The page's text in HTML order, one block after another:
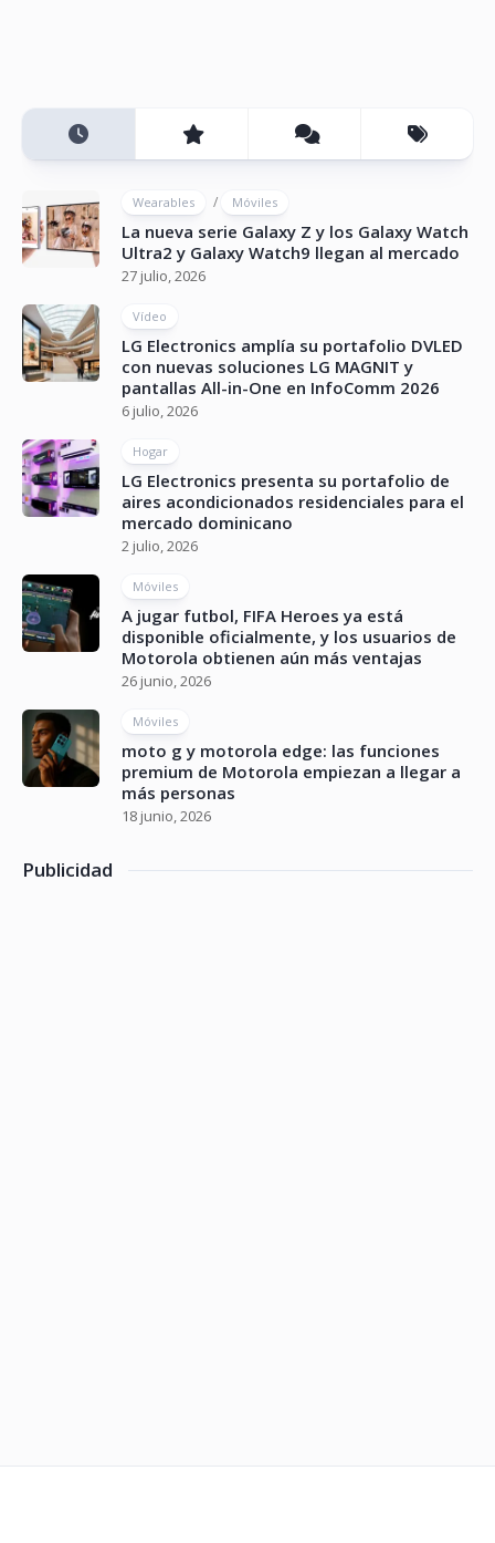
Wearables / Móviles
La nueva serie Galaxy Z y los Galaxy Watch
Ultra2 y Galaxy Watch9 llegan al mercado
27 julio, 2026
Vídeo
LG Electronics amplía su portafolio DVLED
con nuevas soluciones LG MAGNIT y
pantallas All-in-One en InfoComm 2026
6 julio, 2026
Hogar
LG Electronics presenta su portafolio de
aires acondicionados residenciales para el
mercado dominicano
2 julio, 2026
Móviles
A jugar futbol, FIFA Heroes ya está
disponible oficialmente, y los usuarios de
Motorola obtienen aún más ventajas
26 junio, 2026
Móviles
moto g y motorola edge: las funciones
premium de Motorola empiezan a llegar a
más personas
18 junio, 2026
Publicidad